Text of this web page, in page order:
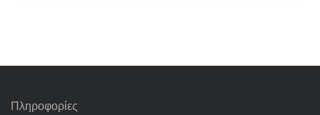
Πληροφορίες